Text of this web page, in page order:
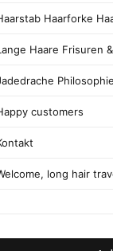
Haarforke
Haare Frisuren
Philosophie
customers
long hair